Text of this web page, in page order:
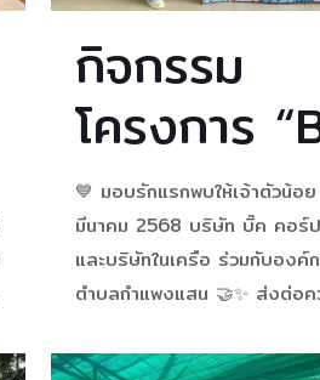
กิจกรรม
โครงการ
BOX FOR
”
💙 มอบรักแรกพบให้เจ้าตัวน้อ
มีนาคม 2568 บริษัท บิ๊ค คอร์
และบริษัทในเครือ ร่วมกับองค์
ตำบลกำแพงแสน 🤝✨ ส่งต่อค
👶🏻🍼🧸 ให้กับคุณแม่ 🎁 มอ